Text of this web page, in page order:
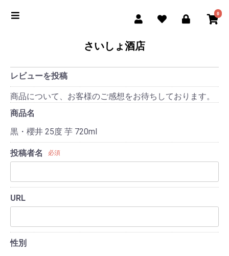
0
さいしょ酒店
レビューを投稿
商品について、お客様のご感想をお待ちしております。
商品名
黒・櫻井 25度 芋 720ml
投稿者名 必須
URL
性別